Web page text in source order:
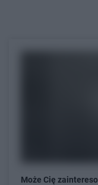
Może Cię